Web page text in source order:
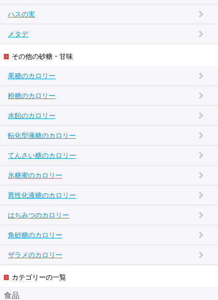
ハスの実
メタデ
その他の砂糖・甘味
果糖のカロリー
粉糖のカロリー
水飴のカロリー
転化型液糖のカロリー
てんさい糖のカロリー
氷糖蜜のカロリー
異性化液糖のカロリー
はちみつのカロリー
角砂糖のカロリー
ザラメのカロリー
カテゴリーの一覧
食品